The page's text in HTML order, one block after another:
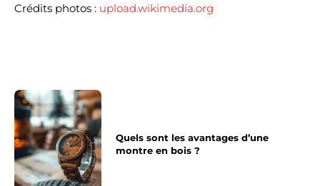
Crédits photos : upload.wikimedia.org
Quels sont les avantages d’une
montre en bois ?